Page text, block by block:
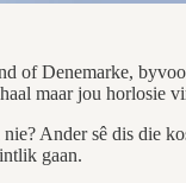
of Denemarke,
maar jou horlosie
Ander sê dis die
gaan.